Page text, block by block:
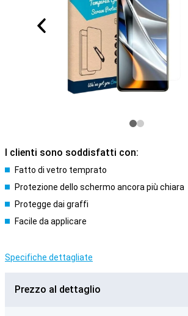
I clienti sono soddisfatti con:
Fatto di vetro temprato
Protezione dello schermo ancora più chiara
Protegge dai graffi
Facile da applicare
Specifiche dettagliate
Prezzo al dettaglio